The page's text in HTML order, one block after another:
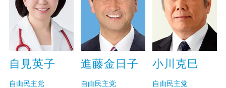
自見英子
自由民主党
進藤金日子
自由民主党
小川克巳
自由民主党